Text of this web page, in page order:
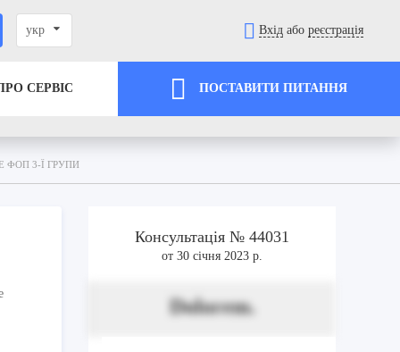
укр Вхід або реєстрація
СЕРВІС ПОСТАВИТИ ПИТАННЯ
ФОП 3-Ї ГРУПИ
Консультація № 44031
от 30 січня 2023 р.
Dolorem.